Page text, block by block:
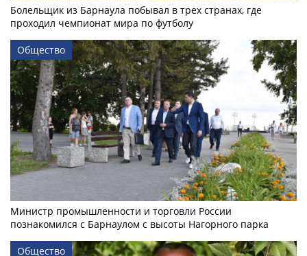
Болельщик из Барнаула побывал в трех странах, где
проходил чемпионат мира по футболу
Общество
Министр промышленности и торговли России
познакомился с Барнаулом с высоты Нагорного парка
Общество